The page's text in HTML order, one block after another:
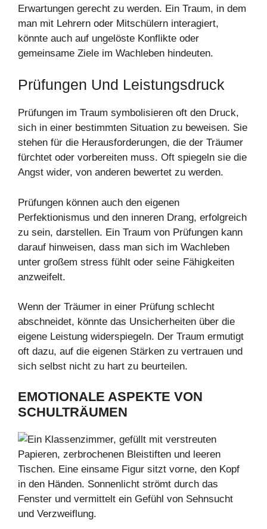
Erwartungen gerecht zu werden. Ein Traum, in dem
man mit Lehrern oder Mitschülern interagiert,
könnte auch auf ungelöste Konflikte oder
gemeinsame Ziele im Wachleben hindeuten.
Prüfungen Und Leistungsdruck
Prüfungen im Traum symbolisieren oft den Druck,
sich in einer bestimmten Situation zu beweisen. Sie
stehen für die Herausforderungen, die der Träumer
fürchtet oder vorbereiten muss. Oft spiegeln sie die
Angst wider, von anderen bewertet zu werden.
Prüfungen können auch den eigenen
Perfektionismus und den inneren Drang, erfolgreich
zu sein, darstellen. Ein Traum von Prüfungen kann
darauf hinweisen, dass man sich im Wachleben
unter großem stress fühlt oder seine Fähigkeiten
anzweifelt.
Wenn der Träumer in einer Prüfung schlecht
abschneidet, könnte das Unsicherheiten über die
eigene Leistung widerspiegeln. Der Traum ermutigt
oft dazu, auf die eigenen Stärken zu vertrauen und
sich selbst nicht zu hart zu beurteilen.
EMOTIONALE ASPEKTE VON
SCHULTRÄUMEN